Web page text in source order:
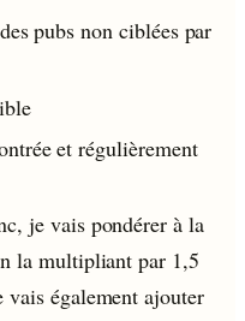
pubs non ciblées par
et régulièrement
je vais pondérer à la
la multipliant par 1,5
également ajouter